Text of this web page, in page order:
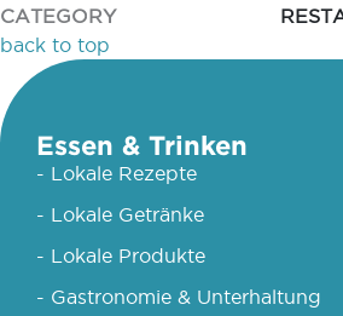
CATEGORY
back to top
Essen & Trinken
- Lokale Rezepte
- Lokale Getränke
- Lokale Produkte
- Gastronomie & Unterhaltung